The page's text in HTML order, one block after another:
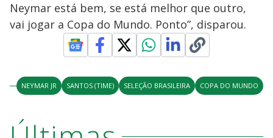
e
o
Neymar está bem, se está melhor que outro,
vai jogar a Copa do Mundo. Ponto”, disparou.
NEYMAR JR SANTOS (TIME) SELEÇÃO BRASILEIRA COPA DO MUNDO